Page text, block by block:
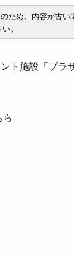
ため、内容が古
。
ト施設「プ